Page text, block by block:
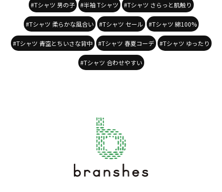
#Tシャツ 男の子 #半袖 Tシャツ #Tシャツ さらっと肌触り
#Tシャツ 柔らかな風合い #Tシャツ セール #Tシャツ 綿100%
#Tシャツ 青空とちいさな背中 #Tシャツ 春夏コーデ #Tシャツ ゆったり
#Tシャツ 合わせやすい